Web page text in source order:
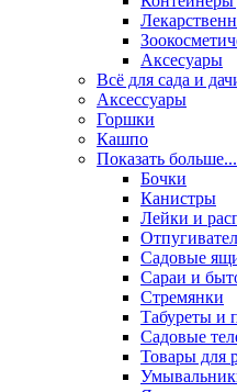
Аксесуары
Всё для сада и
Аксессуары
Горшки
Кашпо
Показать больше...
Бочки
Канистры
Лейки и
Садовые
Сараи и
Стремянки
Табуреты и
Садовые
Товары для